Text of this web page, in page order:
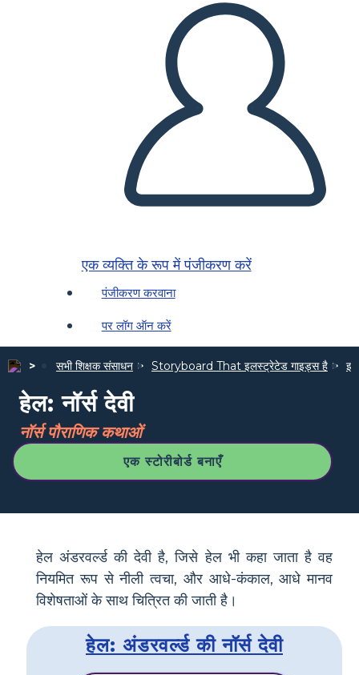
एक व्यक्ति के रूप में पंजीकरण करें
पंजीकरण करवाना
पर लॉग ऑन करें
सभी शिक्षक संसाधन Storyboard That इलस्ट्रेटेड गाइड्स है
हेल: नॉर्स देवी
नॉर्स पौराणिक कथाओं
एक स्टोरीबोर्ड बनाएँ
हेल ​​अंडरवर्ल्ड की देवी है, जिसे हेल भी कहा जाता है वह
नियमित रूप से नीली त्वचा, और आधे-कंकाल, आधे मानव
विशेषताओं के साथ चित्रित की जाती है।
हेल: अंडरवर्ल्ड की नॉर्स देवी